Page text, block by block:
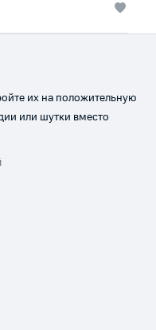
их на положительную
или шутки вместо